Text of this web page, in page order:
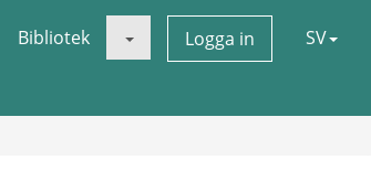
Bibliotek Logga in SV